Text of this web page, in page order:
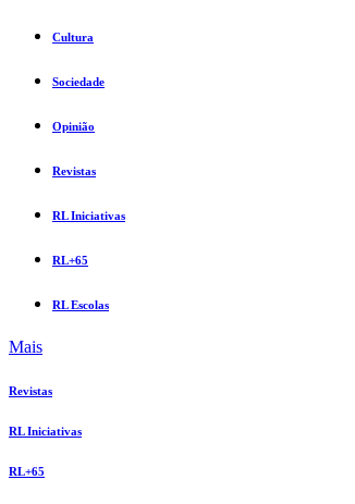
Cultura
Sociedade
Opinião
Revistas
RL Iniciativas
RL+65
RL Escolas
Mais
Revistas
RL Iniciativas
RL+65